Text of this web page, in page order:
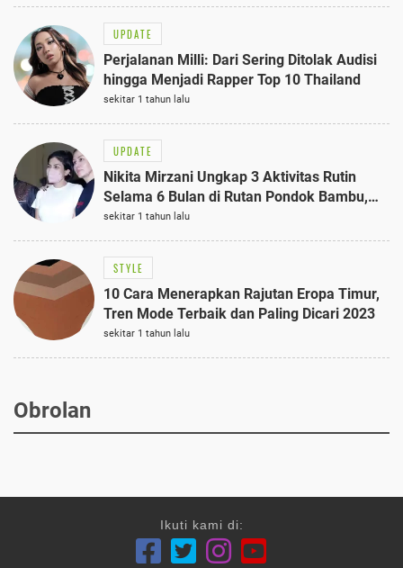
UPDATE
Perjalanan Milli: Dari Sering Ditolak Audisi
hingga Menjadi Rapper Top 10 Thailand
sekitar 1 tahun lalu
UPDATE
Nikita Mirzani Ungkap 3 Aktivitas Rutin
Selama 6 Bulan di Rutan Pondok Bambu,
Terungkap!
sekitar 1 tahun lalu
STYLE
10 Cara Menerapkan Rajutan Eropa Timur,
Tren Mode Terbaik dan Paling Dicari 2023
sekitar 1 tahun lalu
Obrolan
Ikuti kami di: